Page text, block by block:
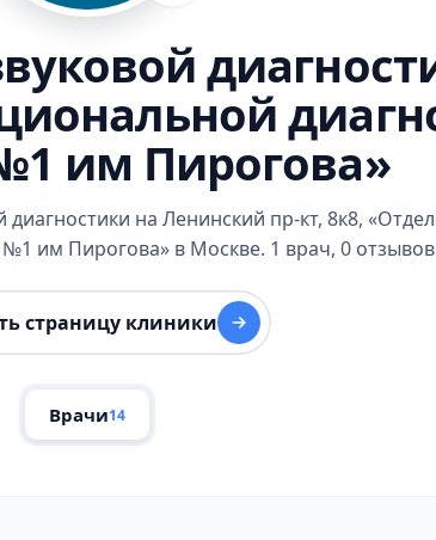
им Пирогова»
диагностики на Ленинский пр-кт, 8к8,
им Пирогова» в Москве. 1 врач, 0
страницу клиники
Врачи14